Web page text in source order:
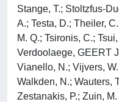
Stange, T.; Stoltzfus-
A.; Testa, D.; Theiler,
M. Q.; Tsironis, C.;
Verdoolaege, GEERT
Vianello, N.; Vijvers,
Walkden, N.; Wauters,
Zestanakis, P.; Zuin, M.